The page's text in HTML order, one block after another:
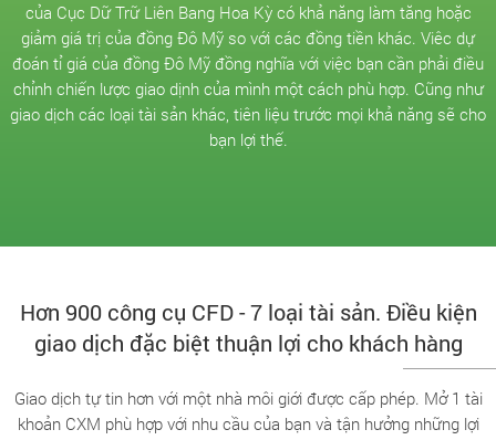
của Cục Dữ Trữ Liên Bang Hoa Kỳ có khả năng làm tăng hoặc
giảm giá trị của đồng Đô Mỹ so với các đồng tiền khác. Viêc dự
đoán tỉ giá của đồng Đô Mỹ đồng nghĩa với việc bạn cần phải điều
chỉnh chiến lược giao dịnh của mình một cách phù hợp. Cũng như
giao dịch các loại tài sản khác, tiên liệu trước mọi khả năng sẽ cho
bạn lợi thế.
Hơn 900 công cụ CFD - 7 loại tài sản. Điều kiện
giao dịch đặc biệt thuận lợi cho khách hàng
Giao dịch tự tin hơn với một nhà môi giới được cấp phép. Mở 1 tài
khoản CXM phù hợp với nhu cầu của bạn và tận hưởng những lợi